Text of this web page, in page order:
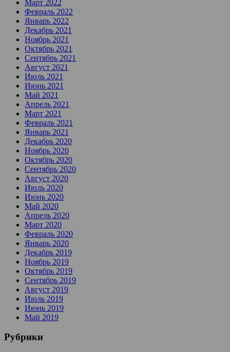
Март 2022
Февраль 2022
Январь 2022
Декабрь 2021
Ноябрь 2021
Октябрь 2021
Сентябрь 2021
Август 2021
Июль 2021
Июнь 2021
Май 2021
Апрель 2021
Март 2021
Февраль 2021
Январь 2021
Декабрь 2020
Ноябрь 2020
Октябрь 2020
Сентябрь 2020
Август 2020
Июль 2020
Июнь 2020
Май 2020
Апрель 2020
Март 2020
Февраль 2020
Январь 2020
Декабрь 2019
Ноябрь 2019
Октябрь 2019
Сентябрь 2019
Август 2019
Июль 2019
Июнь 2019
Май 2019
Рубрики